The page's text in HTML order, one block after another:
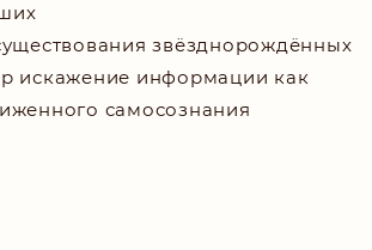
звёзднорождённых
искажение информации как
самосознания